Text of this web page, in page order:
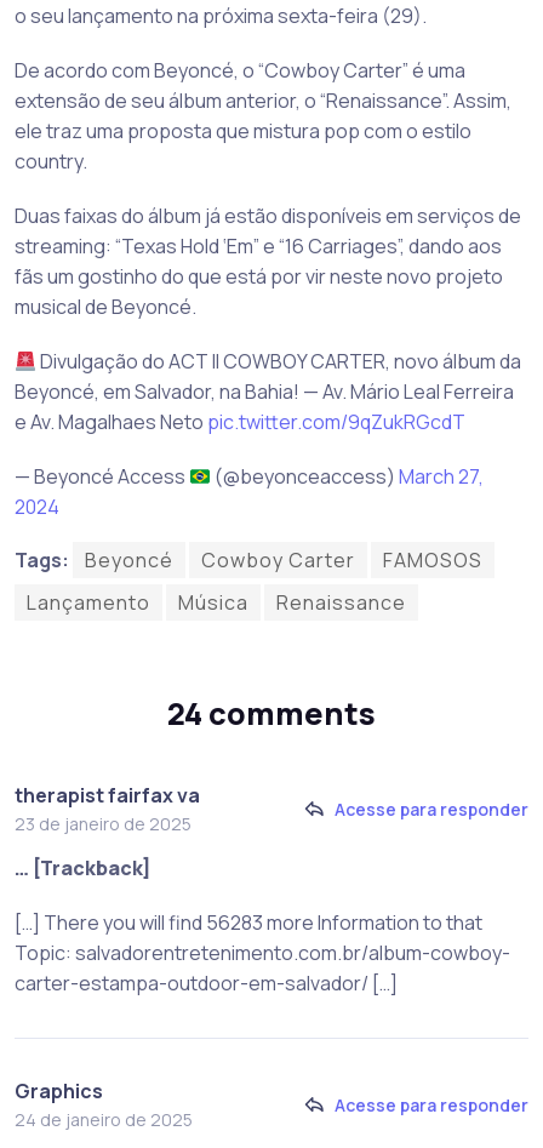
o seu lançamento na próxima sexta-feira (29).
De acordo com Beyoncé, o “Cowboy Carter” é uma
extensão de seu álbum anterior, o “Renaissance”. Assim,
ele traz uma proposta que mistura pop com o estilo
country.
Duas faixas do álbum já estão disponíveis em serviços de
streaming: “Texas Hold ‘Em” e “16 Carriages”, dando aos
fãs um gostinho do que está por vir neste novo projeto
musical de Beyoncé.
Divulgação do ACT II COWBOY CARTER, novo álbum da
Beyoncé, em Salvador, na Bahia! — Av. Mário Leal Ferreira
e Av. Magalhaes Neto pic.twitter.com/9qZukRGcdT
— Beyoncé Access (@beyonceaccess)March 27,
2024
Tags:
Beyoncé Cowboy Carter
FAMOSOS
Lançamento
Música Renaissance
24 comments
therapist fairfax va
23 de janeiro de 2025
Acesse para responder
… [Trackback]
[…] There you will find 56283 more Information to that
Topic: salvadorentretenimento.com.br/album-cowboy-
carter-estampa-outdoor-em-salvador/ […]
Graphics
24 de janeiro de 2025
Acesse para responder